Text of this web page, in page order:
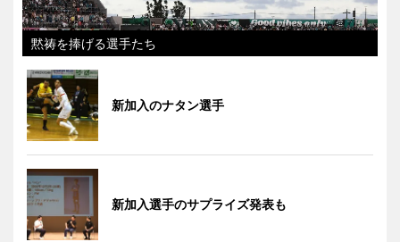
黙祷を捧げる選手たち
新加入のナタン選手
新加入選手のサプライズ発表も